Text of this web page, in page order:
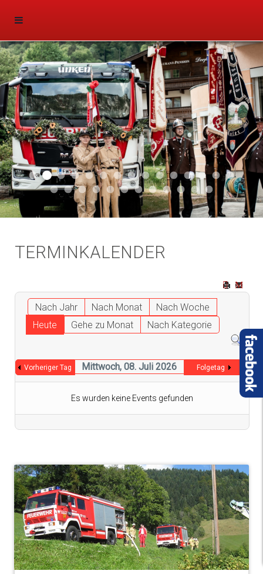
Aktuell 046
Aktuell 047
Start 011
Aktuell 044
Aktuell 043
Aktuell 041
Aktuell 042
Aktuell 035
Aktuell 031
Aktuell 032
Aktuell 033
Aktuell 029
Aktuell 027
Aktuell 026
Start
Aktuell 024
Aktuell 019
Auto 010Start 010Start 002
Auto 002
Auto 009Auto 006Start 008Start 005Start 003
Start 006
TERMINKALENDER
Nach Jahr Nach Monat
Nach Woche
Heute
Gehe zu Monat Nach Kategorie
Vorheriger Tag Mittwoch, 08. Juli 2026 Folgetag
Es wurden keine Events gefunden